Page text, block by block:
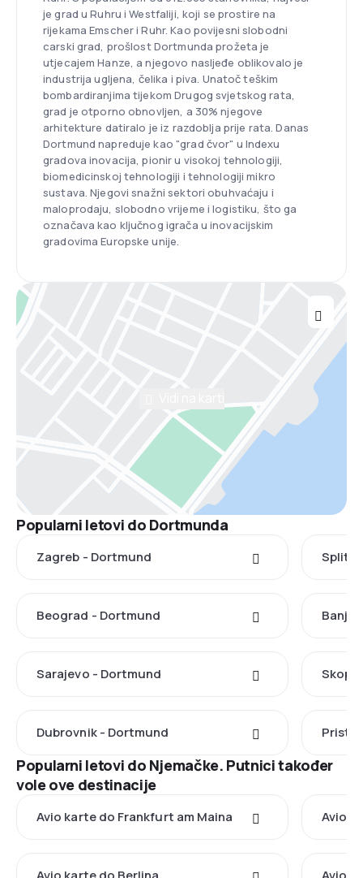
je grad u Ruhru i Westfaliji, koji se prostire na
rijekama Emscher i Ruhr. Kao povijesni slobodni
carski grad, prošlost Dortmunda prožeta je
utjecajem Hanze, a njegovo nasljeđe oblikovalo je
industrija ugljena, čelika i piva. Unatoč teškim
bombardiranjima tijekom Drugog svjetskog rata,
grad je otporno obnovljen, a 30% njegove
arhitekture datiralo je iz razdoblja prije rata. Danas
Dortmund napreduje kao "grad čvor" u Indexu
gradova inovacija, pionir u visokoj tehnologiji,
biomedicinskoj tehnologiji i tehnologiji mikro
sustava. Njegovi snažni sektori obuhvaćaju i
maloprodaju, slobodno vrijeme i logistiku, što ga
označava kao ključnog igrača u inovacijskim
gradovima Europske unije.
Popularni letovi do Dortmunda
Zagreb - Dortmund Split -
Beograd - Dortmund Banja
Sarajevo - Dortmund
Dubrovnik - Dortmund
Popularni letovi do Njemačke. Putnici također
vole ove destinacije
Avio karte do Frankfurt am Maina Avio